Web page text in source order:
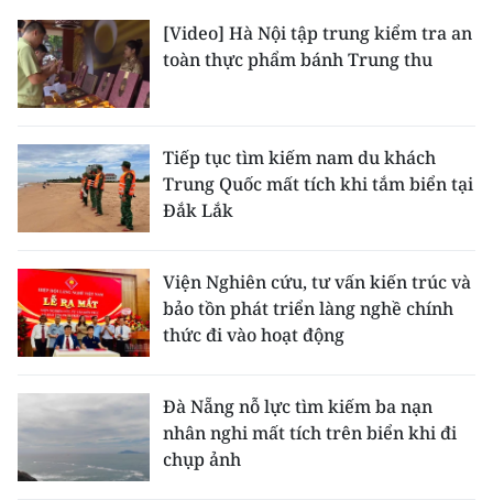
[Video] Hà Nội tập trung kiểm tra an
toàn thực phẩm bánh Trung thu
Tiếp tục tìm kiếm nam du khách
Trung Quốc mất tích khi tắm biển tại
Đắk Lắk
Viện Nghiên cứu, tư vấn kiến trúc và
bảo tồn phát triển làng nghề chính
thức đi vào hoạt động
Đà Nẵng nỗ lực tìm kiếm ba nạn
nhân nghi mất tích trên biển khi đi
chụp ảnh